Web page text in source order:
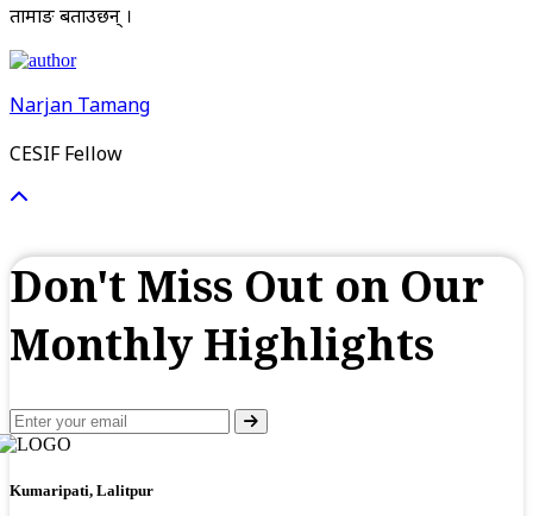
तामाङ बताउछन् ।
Narjan Tamang
CESIF Fellow
Don't Miss Out on Our
Monthly Highlights
Kumaripati, Lalitpur